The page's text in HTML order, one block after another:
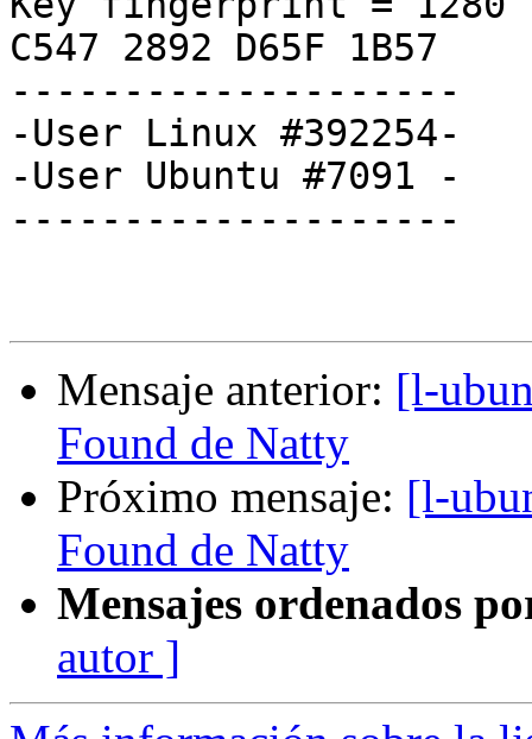
C547 2892 D65F 1B57
--------------------
-User Linux #392254-
-User Ubuntu #7091 -
--------------------
Mensaje anterior: [l-
Found de Natty
Próximo mensaje: [l-
Found de Natty
Mensajes ordenados
autor ]